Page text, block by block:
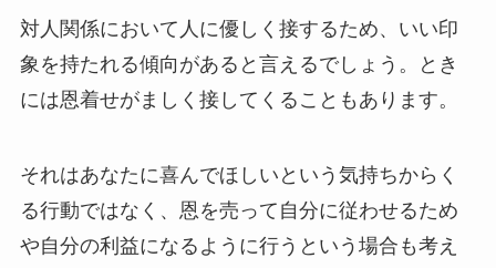
対人関係において人に優しく接するため、いい印
象を持たれる傾向があると言えるでしょう。とき
には恩着せがましく接してくることもあります。
それはあなたに喜んでほしいという気持ちからく
る行動ではなく、恩を売って自分に従わせるため
や自分の利益になるように行うという場合も考え